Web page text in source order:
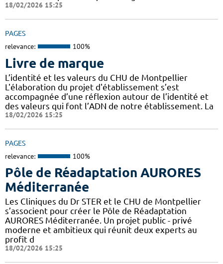
18/02/2026 15:25
PAGES
relevance: 100%
Livre de marque
L’identité et les valeurs du CHU de Montpellier
L'élaboration du projet d'établissement s’est
accompagnée d’une réflexion autour de l’identité et
des valeurs qui font l’ADN de notre établissement. La
18/02/2026 15:25
PAGES
relevance: 100%
Pôle de Réadaptation AURORES
Méditerranée
Les Cliniques du Dr STER et le CHU de Montpellier
s’associent pour créer le Pôle de Réadaptation
AURORES Méditerranée. Un projet public - privé
moderne et ambitieux qui réunit deux experts au
profit d
18/02/2026 15:25